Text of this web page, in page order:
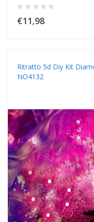
€11,98
Ritratto 5d Diy Kit
NO4132